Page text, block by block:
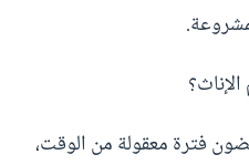
فترة معقولة من الوقت،